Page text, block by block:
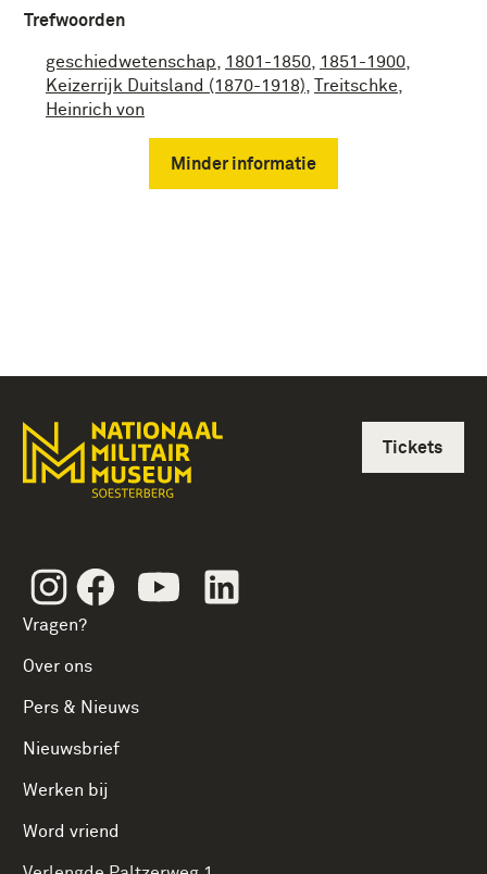
Trefwoorden
geschiedwetenschap 1801-1850 1851-1900
Keizerrijk Duitsland (1870-1918)
Treitschke
Heinrich von
Minder informatie
InstagramFacebookYoutube
Vragen?
Over ons
Pers & Nieuws
Nieuwsbrief
Werken bij
Word vriend
Tickets